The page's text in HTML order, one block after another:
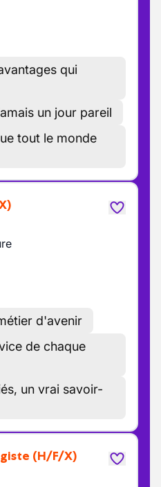
qui
un jour pareil
tout le monde
d'avenir
de chaque
un vrai savoir-
(H/F/X)